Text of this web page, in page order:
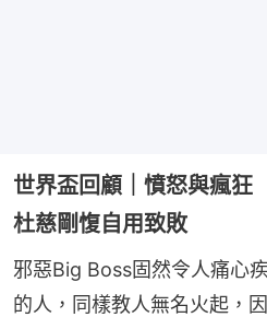
世界盃回顧｜憤怒與瘋狂
杜慈剛愎自用致敗
邪惡Big Boss固然令人痛心
的人，同樣教人無名火起，